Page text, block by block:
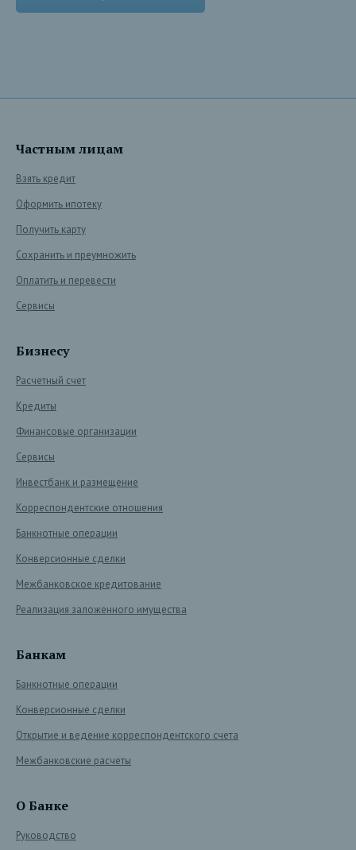
Частным лицам
Взять кредит
Оформить ипотеку
Получить карту
Сохранить и преумножить
Оплатить и перевести
Сервисы
Бизнесу
Расчетный счет
Кредиты
Финансовые организации
Сервисы
Инвестбанк и размещение
Корреспондентские отношения
Банкнотные операции
Конверсионные сделки
Межбанковское кредитование
Реализация заложенного имущества
Банкам
Банкнотные операции
Конверсионные сделки
Открытие и ведение корреспондентского счета
Межбанковские расчеты
О Банке
Руководство